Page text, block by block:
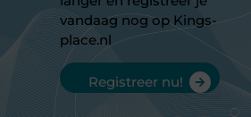
vandaag nog op Kings-
place.nl
Registreer nu!